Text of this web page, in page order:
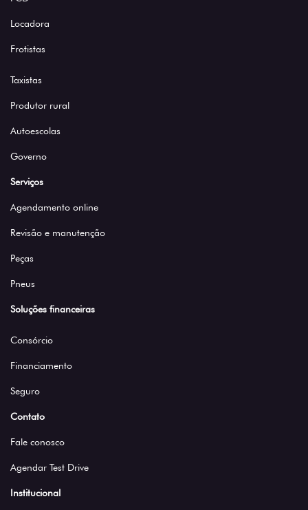
Locadora
Frotistas
Taxistas
Produtor rural
Autoescolas
Governo
Serviços
Agendamento online
Revisão e manutenção
Peças
Pneus
Soluções financeiras
Consórcio
Financiamento
Seguro
Contato
Fale conosco
Agendar Test Drive
Institucional